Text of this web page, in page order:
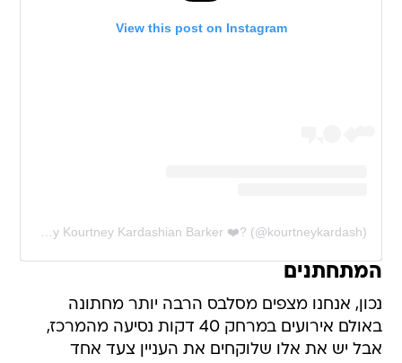
View this post on Instagram
המתחתנים
נכון, אנחנו מצפים מסלבס הרבה יותר מחתונה
באולם אירועים במרחק 40 דקות נסיעה מהמרכז,
אבל יש את אלו שלוקחים את העניין צעד אחד